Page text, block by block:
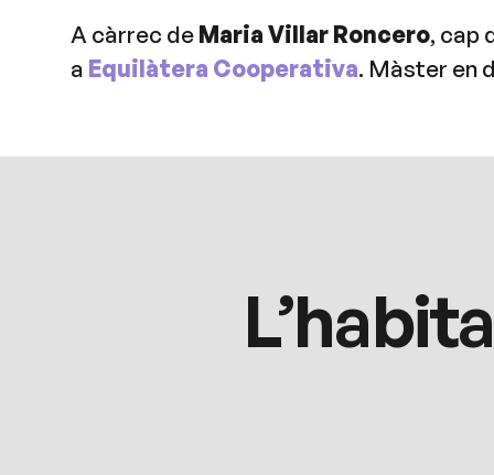
A càrrec deMaria Villar Roncero, cap
a Equilàtera Cooperativa. Màster en